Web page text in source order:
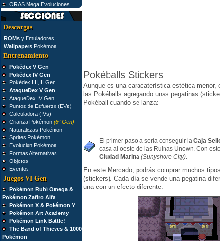
ORAS Mega Evoluciones
Descargas
ROMs y Emuladores
Wallpapers Pokémon
Entrenamiento
Pokédex V Gen
Pokédex IV Gen
Pokédex I,II,III Gen
AtaqueDex V Gen
AtaqueDex IV Gen
Puntos de Esfuerzo (EVs)
Calculadora (IVs)
Crianza Pokémon (6ª Gen)
Naturalezas Pokémon
Sprites Pokémon
Evolución Pokémon
Formas Alternativas
Objetos
Eventos
Juegos VI Gen
Pokémon Rubí Omega &
Pokémon Zafiro Alfa
Pokémon X & Pokémon Y
Pokémon Art Academy
Pokémon Link Battle!
The Band of Thieves & 1000
Pokémon
Pokéballs Stickers
Aunque es una caracaterística estética menor,
las Pokéballs agregando unas pegatinas
Pokéball cuando se lanza:
El primer paso a sería conseguir la Caja
casa al oeste de las Ruinas Unown. Con
Ciudad Marina (Sunyshore City).
En este Mercado, podrás comprar muchos
(stickers). Cada día se vende una pegatina
una con un efecto diferente.